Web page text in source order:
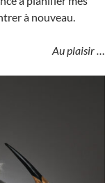
à nouveau.
Au plaisir …